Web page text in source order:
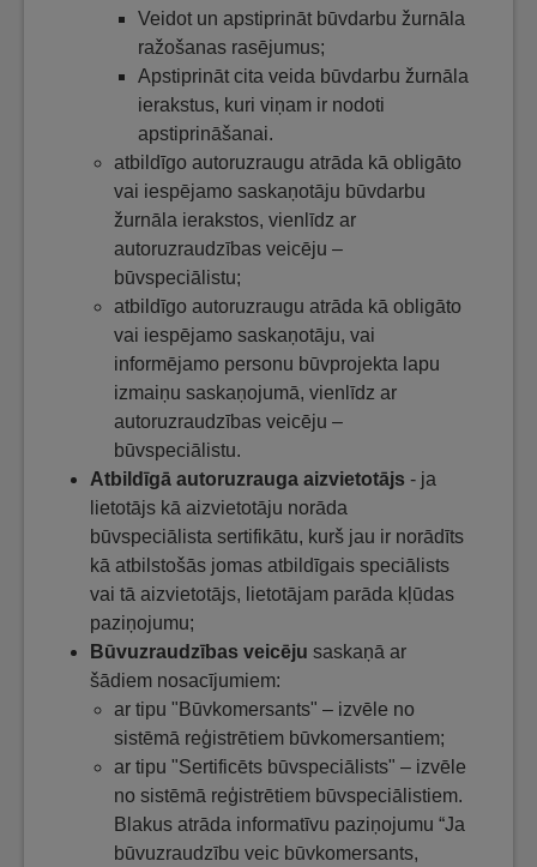
Veidot un apstiprināt būvdarbu žurnāla
ražošanas rasējumus;
Apstiprināt cita veida būvdarbu žurnāla
ierakstus, kuri viņam ir nodoti
apstiprināšanai.
atbildīgo autoruzraugu atrāda kā obligāto
vai iespējamo saskaņotāju būvdarbu
žurnāla ierakstos, vienlīdz ar
autoruzraudzības veicēju –
būvspeciālistu;
atbildīgo autoruzraugu atrāda kā obligāto
vai iespējamo saskaņotāju, vai
informējamo personu būvprojekta lapu
izmaiņu saskaņojumā, vienlīdz ar
autoruzraudzības veicēju –
būvspeciālistu.
Atbildīgā autoruzrauga aizvietotājs - ja
lietotājs kā aizvietotāju norāda
būvspeciālista sertifikātu, kurš jau ir norādīts
kā atbilstošās jomas atbildīgais speciālists
vai tā aizvietotājs, lietotājam parāda kļūdas
paziņojumu;
Būvuzraudzības veicēju saskaņā ar
šādiem nosacījumiem:
ar tipu "Būvkomersants" – izvēle no
sistēmā reģistrētiem būvkomersantiem;
ar tipu "Sertificēts būvspeciālists" – izvēle
no sistēmā reģistrētiem būvspeciālistiem.
Blakus atrāda informatīvu paziņojumu “Ja
būvuzraudzību veic būvkomersants,